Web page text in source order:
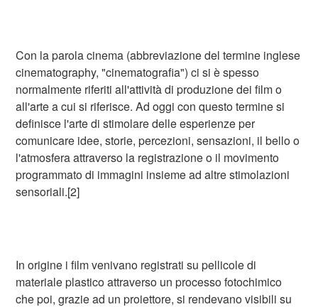
Con la parola cinema (abbreviazione del termine inglese
cinematography, "cinematografia") ci si è spesso
normalmente riferiti all'attività di produzione dei film o
all'arte a cui si riferisce. Ad oggi con questo termine si
definisce l'arte di stimolare delle esperienze per
comunicare idee, storie, percezioni, sensazioni, il bello o
l'atmosfera attraverso la registrazione o il movimento
programmato di immagini insieme ad altre stimolazioni
sensoriali.[2]
In origine i film venivano registrati su pellicole di
materiale plastico attraverso un processo fotochimico
che poi, grazie ad un proiettore, si rendevano visibili su